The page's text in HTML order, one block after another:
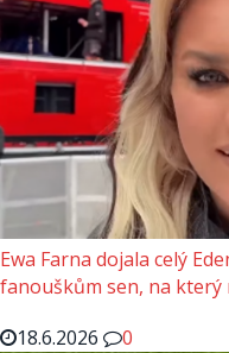
Ewa Farna dojala celý
fanouškům sen, na který
18.6.2026
0